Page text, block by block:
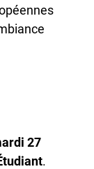
27
.